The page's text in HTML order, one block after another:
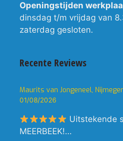
Openingstijden
dinsdag t/m vrijdag van
zaterdag gesloten.
Recente Reviews
Maurits van Jongeneel,
01/08/2026
Uitstekende
MEERBEEK!…